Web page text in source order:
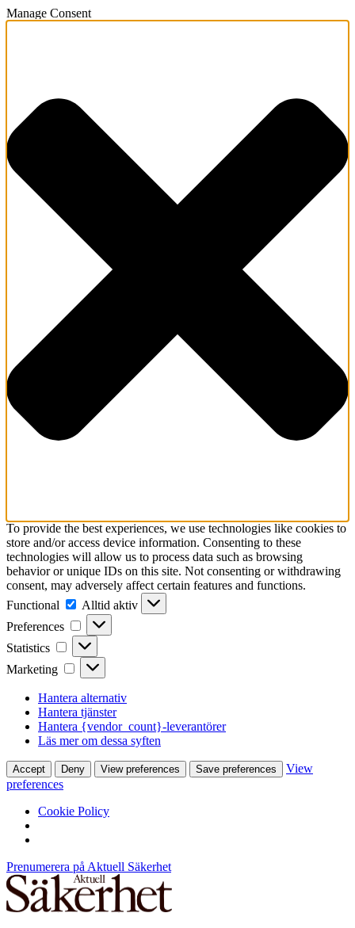
Manage Consent
To provide the best experiences, we use technologies like cookies to
store and/or access device information. Consenting to these
technologies will allow us to process data such as browsing
behavior or unique IDs on this site. Not consenting or withdrawing
consent, may adversely affect certain features and functions.
Functional
Functional
Alltid aktiv
Preferences
Preferences
Statistics Statistics
Marketing Marketing
Hantera alternativ
Hantera tjänster
Hantera {vendor_count}-leverantörer
Läs mer om dessa syften
Accept Deny View preferences Save preferences
View
preferences
Cookie Policy
Prenumerera på Aktuell Säkerhet